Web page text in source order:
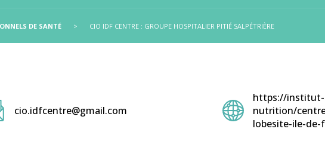
DE SANTÉ > CIO IDF CENTRE : GROUPE HOSPITALIER PITIÉ SALPÉTRIÈRE
cio.idfcentre@gmail.com
https://institut-
nutrition/
lobesite-ile-